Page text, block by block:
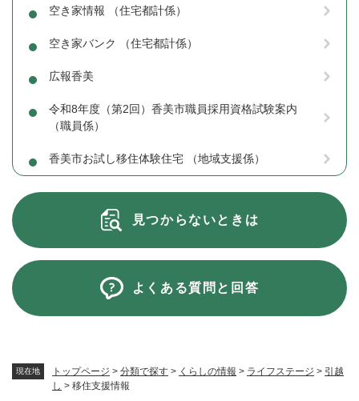
現在地 トップページ > 分類で探す > くらしの情報 > ライフステージ > 引越
し > 移住支援情報
空き家情報 （住宅都計係）
空き家バンク （住宅都計係）
広報香美
令和8年度（第2回）香美市職員採用資格試験案内
（職員係）
香美市お試し移住体験住宅 （地域支援係）
見つからないときは
よくある質問と回答